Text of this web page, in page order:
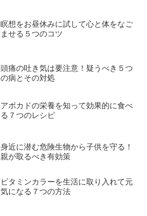
瞑想をお昼休みに試して心と体をなご
ませる５つのコツ
頭痛の吐き気は要注意！疑うべき５つ
の病とその対処
アボカドの栄養を知って効果的に食べ
る７つのレシピ
身近に潜む危険生物から子供を守る！
親が取るべき有効策
ビタミンカラーを生活に取り入れて元
気になる７つの方法